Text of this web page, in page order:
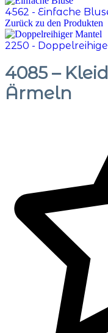
4562 - Einfache
Zurück zu den Produkten
2250 -
4085 –
Ärmeln